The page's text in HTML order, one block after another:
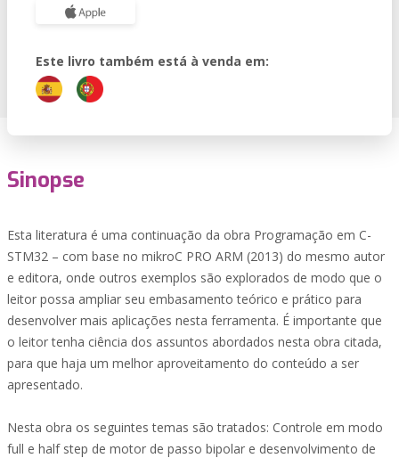
Este livro também está à venda em:
Sinopse
Esta literatura é uma continuação da obra Programação em C-
STM32 – com base no mikroC PRO ARM (2013) do mesmo autor
e editora, onde outros exemplos são explorados de modo que o
leitor possa ampliar seu embasamento teórico e prático para
desenvolver mais aplicações nesta ferramenta. É importante que
o leitor tenha ciência dos assuntos abordados nesta obra citada,
para que haja um melhor aproveitamento do conteúdo a ser
apresentado.
Nesta obra os seguintes temas são tratados: Controle em modo
full e half step de motor de passo bipolar e desenvolvimento de